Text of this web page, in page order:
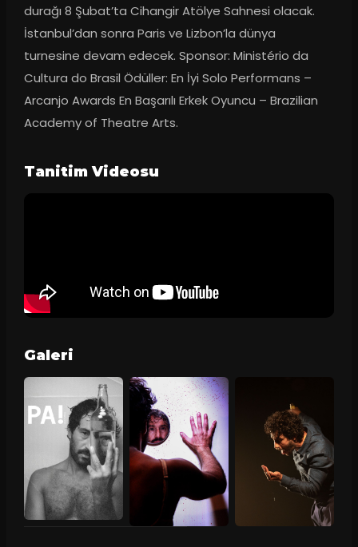
durağı 8 Şubat’ta Cihangir Atölye Sahnesi olacak.
İstanbul’dan sonra Paris ve Lizbon’la dünya
turnesine devam edecek. Sponsor: Ministério da
Cultura do Brasil Ödüller: En İyi Solo Performans –
Arcanjo Awards En Başarılı Erkek Oyuncu – Brazilian
Academy of Theatre Arts.
Tanitim Videosu
Galeri